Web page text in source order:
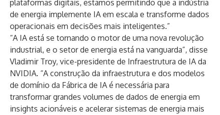
plataformas digitais, estamos permitindo que a indústria
de energia implemente IA em escala e transforme dados
operacionais em decisões mais inteligentes.”
“A IA está se tornando o motor de uma nova revolução
industrial, e o setor de energia está na vanguarda”, disse
Vladimir Troy, vice-presidente de Infraestrutura de IA da
NVIDIA. “A construção da infraestrutura e dos modelos
de domínio da Fábrica de IA é necessária para
transformar grandes volumes de dados de energia em
insights acionáveis ​​e acelerar sistemas de energia mais